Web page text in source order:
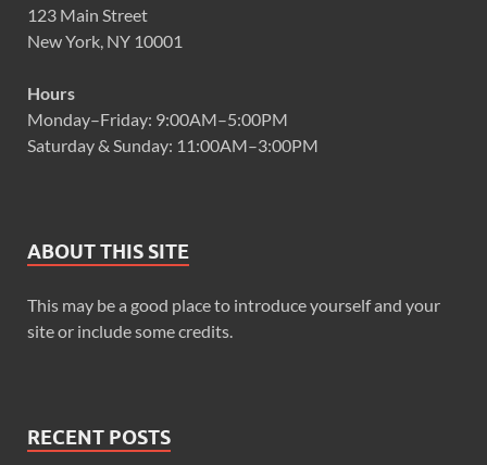
123 Main Street
New York, NY 10001
Hours
Monday–Friday: 9:00AM–5:00PM
Saturday & Sunday: 11:00AM–3:00PM
ABOUT THIS SITE
This may be a good place to introduce yourself and your
site or include some credits.
RECENT POSTS